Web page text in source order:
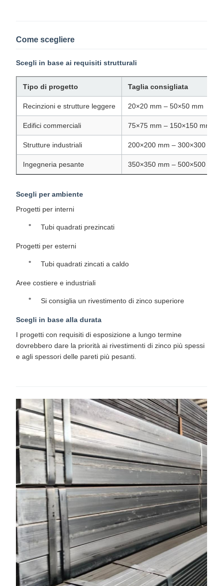
Come scegliere
Scegli in base ai requisiti strutturali
Tipo di progetto Taglia consigliata
Recinzioni e strutture leggere 20×20 mm – 50×50 mm
Edifici commerciali 75×75 mm – 150×150 mm
Strutture industriali 200×200 mm – 300×300 mm
Ingegneria pesante 350×350 mm – 500×500 mm
Scegli per ambiente
Progetti per interni
Tubi quadrati prezincati
Progetti per esterni
Tubi quadrati zincati a caldo
Aree costiere e industriali
Si consiglia un rivestimento di zinco superiore
Scegli in base alla durata
I progetti con requisiti di esposizione a lungo termine
dovrebbero dare la priorità ai rivestimenti di zinco più spessi
e agli spessori delle pareti più pesanti.